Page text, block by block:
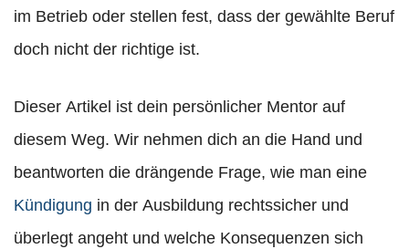
im Betrieb oder stellen fest, dass der gewählte Beruf
doch nicht der richtige ist.
Dieser Artikel ist dein persönlicher Mentor auf
diesem Weg. Wir nehmen dich an die Hand und
beantworten die drängende Frage, wie man eine
Kündigung in der Ausbildung rechtssicher und
überlegt angeht und welche Konsequenzen sich